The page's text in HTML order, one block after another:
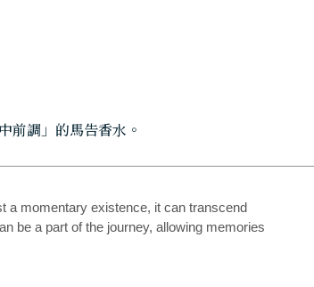
前調」的馬告香水。
a momentary existence, it can transcend
be a part of the journey, allowing memories